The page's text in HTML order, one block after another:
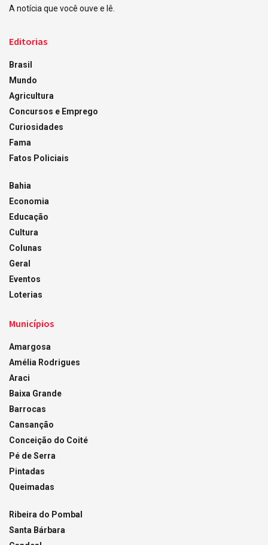
A notícia que você ouve e lê.
Editorias
Brasil
Mundo
Agricultura
Concursos e Emprego
Curiosidades
Fama
Fatos Policiais
Bahia
Economia
Educação
Cultura
Colunas
Geral
Eventos
Loterias
Municípios
Amargosa
Amélia Rodrigues
Araci
Baixa Grande
Barrocas
Cansanção
Conceição do Coité
Pé de Serra
Pintadas
Queimadas
Ribeira do Pombal
Santa Bárbara